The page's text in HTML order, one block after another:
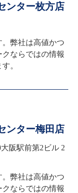
ンター枚方店
弊社は高値かつ
ならではの情報
。
ンター梅田店
阪駅前第2ビル 2
弊社は高値かつ
ならではの情報